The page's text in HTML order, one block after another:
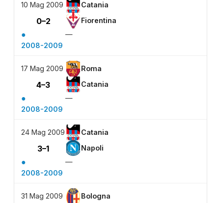
10 Mag 2009 Catania
0–2 Fiorentina
●
—
2008-2009
17 Mag 2009 Roma
4–3 Catania
●
—
2008-2009
24 Mag 2009 Catania
3–1 Napoli
●
—
2008-2009
31 Mag 2009 Bologna